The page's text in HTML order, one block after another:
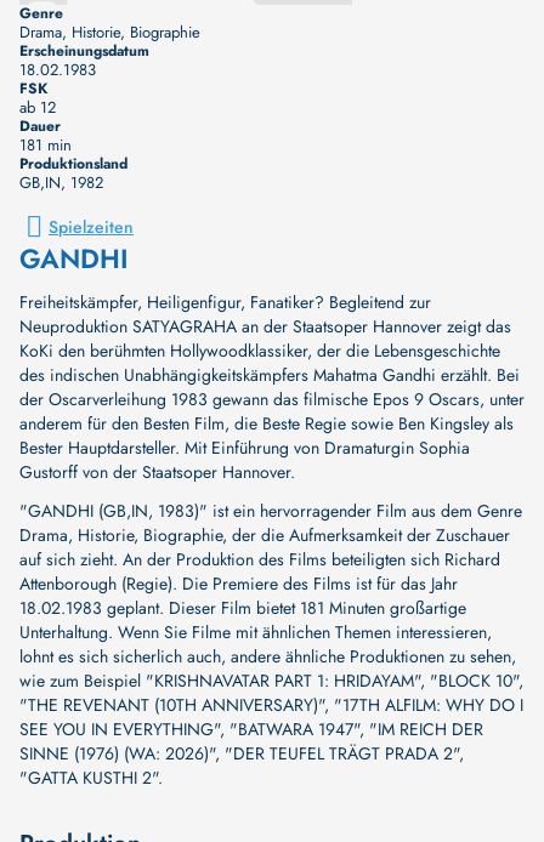
Genre
Drama, Historie, Biographie
Erscheinungsdatum
18.02.1983
FSK
ab 12
Dauer
181 min
Produktionsland
GB,IN, 1982
Spielzeiten
GANDHI
Freiheitskämpfer, Heiligenfigur, Fanatiker? Begleitend zur
Neuproduktion SATYAGRAHA an der Staatsoper Hannover zeigt das
KoKi den berühmten Hollywoodklassiker, der die Lebensgeschichte
des indischen Unabhängigkeitskämpfers Mahatma Gandhi erzählt. Bei
der Oscarverleihung 1983 gewann das filmische Epos 9 Oscars, unter
anderem für den Besten Film, die Beste Regie sowie Ben Kingsley als
Bester Hauptdarsteller. Mit Einführung von Dramaturgin Sophia
Gustorff von der Staatsoper Hannover.
"GANDHI (GB,IN, 1983)" ist ein hervorragender Film aus dem Genre
Drama, Historie, Biographie, der die Aufmerksamkeit der Zuschauer
auf sich zieht. An der Produktion des Films beteiligten sich Richard
Attenborough (Regie). Die Premiere des Films ist für das Jahr
18.02.1983 geplant. Dieser Film bietet 181 Minuten großartige
Unterhaltung. Wenn Sie Filme mit ähnlichen Themen interessieren,
lohnt es sich sicherlich auch, andere ähnliche Produktionen zu sehen,
wie zum Beispiel "KRISHNAVATAR PART 1: HRIDAYAM", "BLOCK 10",
"THE REVENANT (10TH ANNIVERSARY)", "17TH ALFILM: WHY DO I
SEE YOU IN EVERYTHING", "BATWARA 1947", "IM REICH DER
SINNE (1976) (WA: 2026)", "DER TEUFEL TRÄGT PRADA 2",
"GATTA KUSTHI 2".